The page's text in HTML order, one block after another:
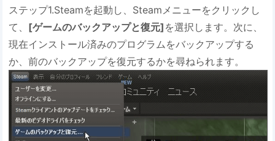
ステップ1.Steamを起動し、Steamメニューをクリックし
て、 [ゲームのバックアップと復元] を選択します。次に、
現在インストール済みのプログラムをバックアップする
か、前のバックアップを復元するかを尋ねられます。